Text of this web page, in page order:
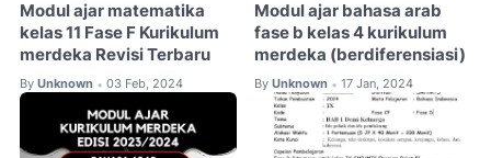
Modul ajar matematika
kelas 11 Fase F Kurikulum
merdeka Revisi Terbaru
By Unknown • 03 Feb, 2024
Modul ajar bahasa arab
fase b kelas 4 kurikulum
merdeka (berdiferensiasi)
By Unknown • 17 Jan, 2024